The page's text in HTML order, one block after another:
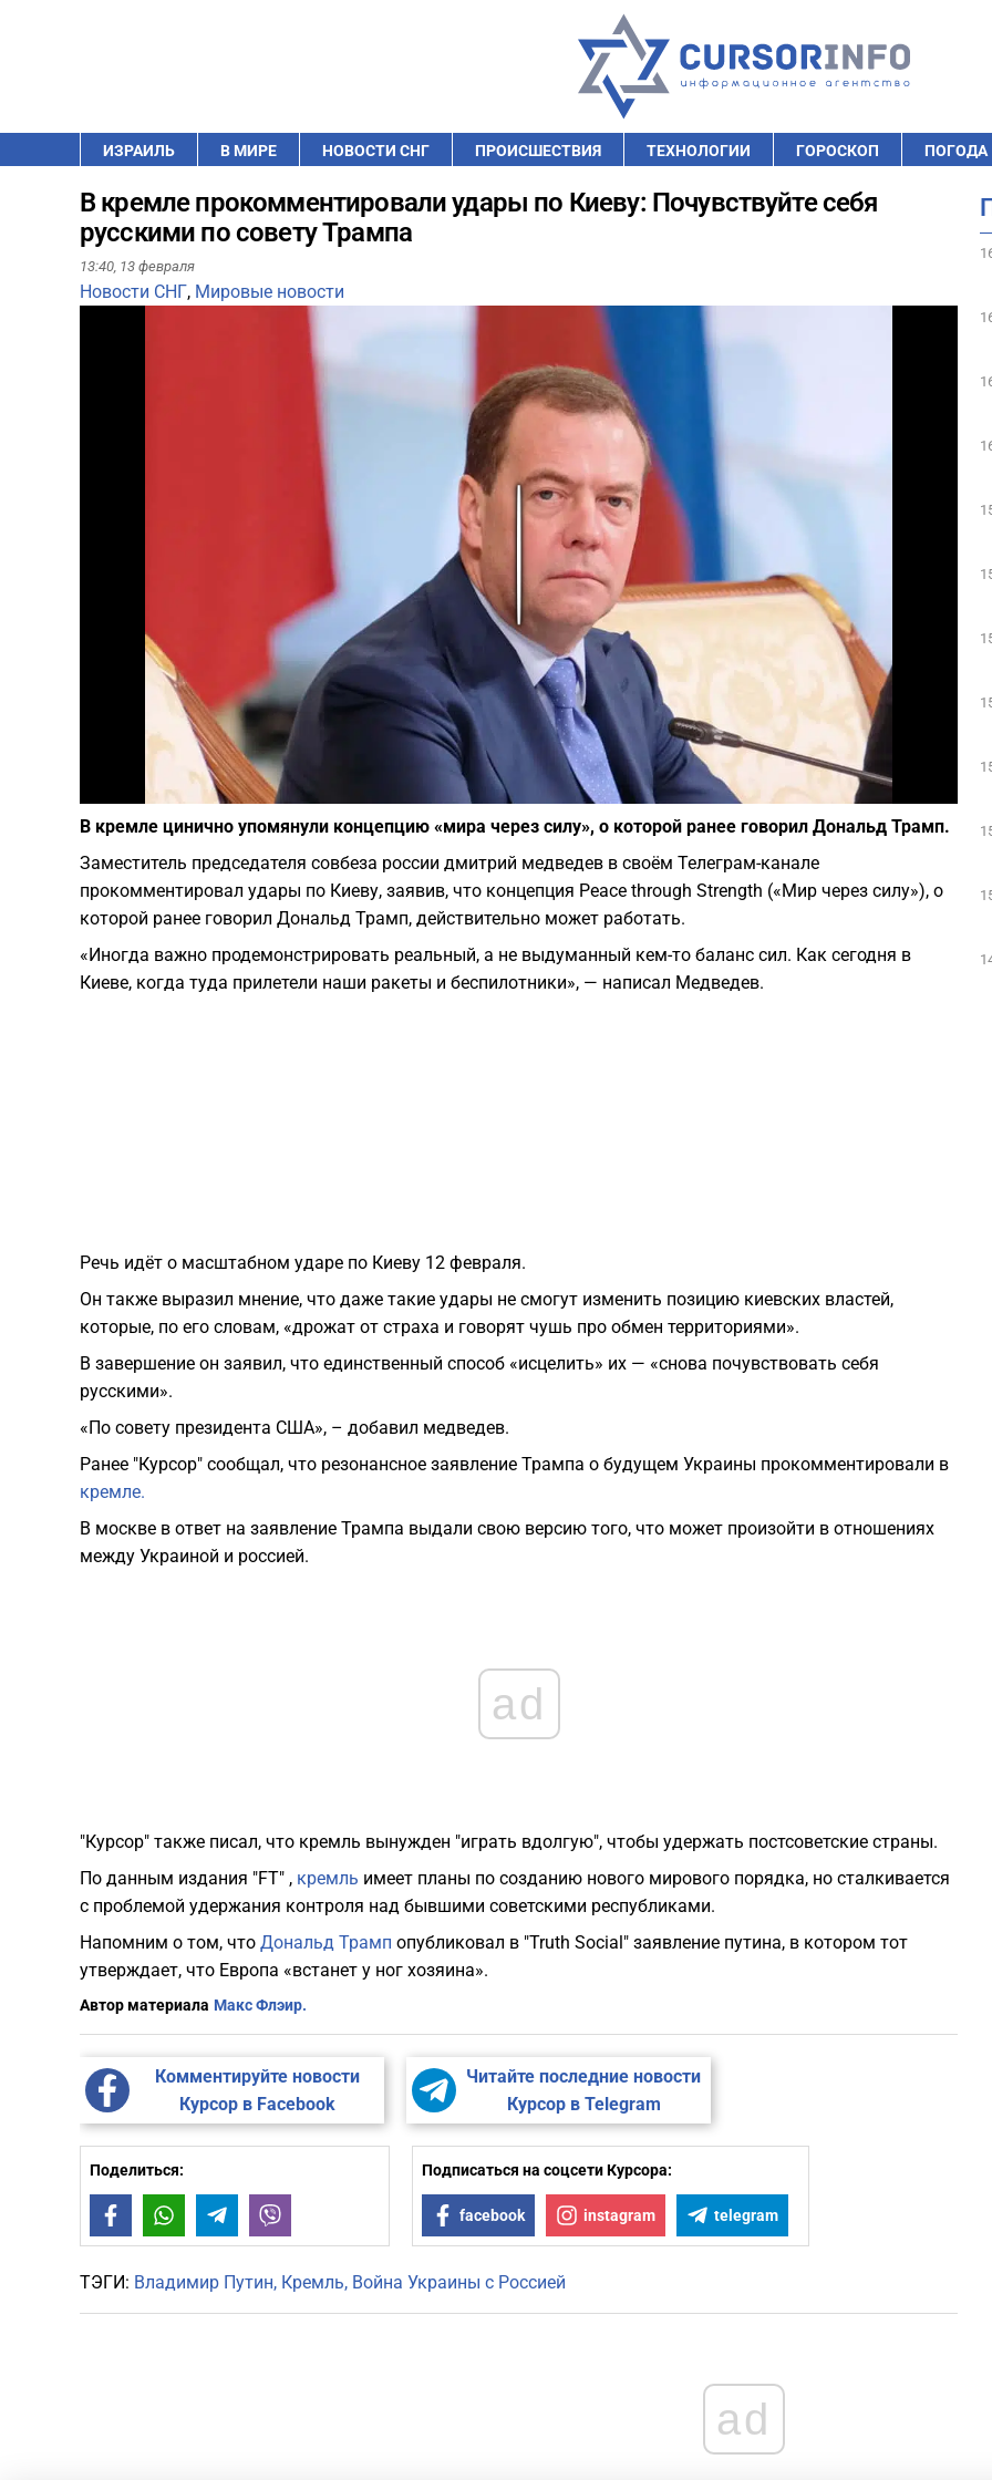
ИЗРАИЛЬ В МИРЕ НОВОСТИ СНГ ПРОИСШЕСТВИЯ ТЕХНОЛОГИИ ГОРОСКОП ПОГОДА
В кремле прокомментировали удары по Киеву: Почувствуйте себя
русскими по совету Трампа
13:40, 13 февраля
Новости СНГ, Мировые новости
Фото: depositphotos.com
В кремле цинично упомянули концепцию «мира через силу», о которой ранее говорил Дональд Трамп.
Заместитель председателя совбеза россии дмитрий медведев в своём Телеграм-канале
прокомментировал удары по Киеву, заявив, что концепция Peace through Strength («Мир через силу»), о
которой ранее говорил Дональд Трамп, действительно может работать.
«Иногда важно продемонстрировать реальный, а не выдуманный кем-то баланс сил. Как сегодня в
Киеве, когда туда прилетели наши ракеты и беспилотники», — написал Медведев.
Речь идёт о масштабном ударе по Киеву 12 февраля.
Он также выразил мнение, что даже такие удары не смогут изменить позицию киевских властей,
которые, по его словам, «дрожат от страха и говорят чушь про обмен территориями».
В завершение он заявил, что единственный способ «исцелить» их — «снова почувствовать себя
русскими».
«По совету президента США», – добавил медведев.
Ранее "Курсор" сообщал, что резонансное заявление Трампа о будущем Украины прокомментировали в
кремле.
В москве в ответ на заявление Трампа выдали свою версию того, что может произойти в отношениях
между Украиной и россией.
ad
"Курсор" также писал, что кремль вынужден "играть вдолгую", чтобы удержать постсоветские страны.
По данным издания "FT" , кремль имеет планы по созданию нового мирового порядка, но сталкивается
с проблемой удержания контроля над бывшими советскими республиками.
Напомним о том, что Дональд Трамп опубликовал в "Truth Social" заявление путина, в котором тот
утверждает, что Европа «встанет у ног хозяина».
Автор материала Макс Флэир.
Комментируйте новости
Курсор в Facebook
Читайте последние новости
Курсор в Telegram
Поделиться:
FacebookWhatsAppTelegram
Подписаться на соцсети Курсора:
facebook instagram telegram
ТЭГИ: Владимир Путин Кремль Война Украины с Россией